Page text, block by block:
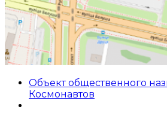
Объект общественного
Космонавтов